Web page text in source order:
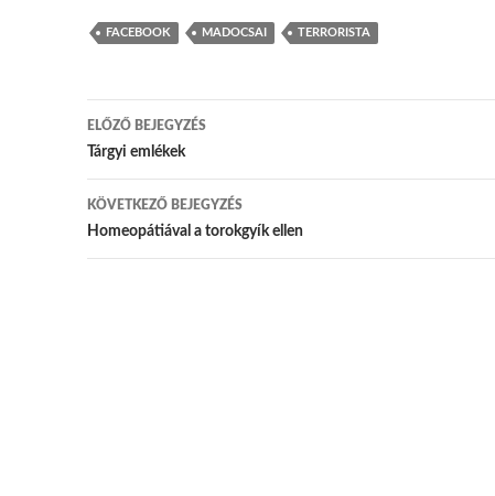
FACEBOOK MADOCSAI TERRORISTA
Bejegyzés navigáció
ELŐZŐ BEJEGYZÉS
Tárgyi emlékek
KÖVETKEZŐ BEJEGYZÉS
Homeopátiával a torokgyík ellen